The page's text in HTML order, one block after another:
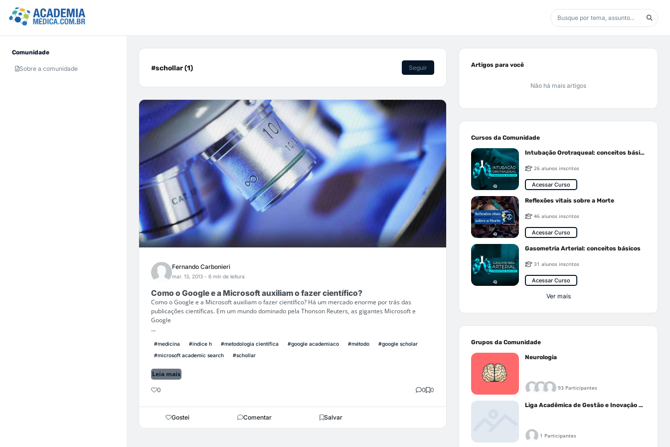
Comunidade
Sobre a comunidade #schollar (1) Seguir
Fernando Carbonieri
mar. 13, 2013 - 6 min de leitura
Como o Google e a Microsoft auxiliam o fazer científico?
Como o Google e a Microsoft auxiliam o fazer científico? Há um mercado enorme por trás das
publicações científicas. Em um mundo dominado pela Thonson Reuters, as gigantes Microsoft e
Google
...
#medicina #índice h #metodologia científica #google academiaco #método
#google scholar
#microsoft academic search
#schollar
Leia mais
0 0 0
Gostei Comentar Salvar
Artigos para você
Não há mais artigos
Cursos da Comunidade
Intubação Orotraqueal: conceitos básicos
26 alunos inscritos
Acessar Curso
Reflexões vitais sobre a Morte
46 alunos inscritos
Acessar Curso
Gasometria Arterial: conceitos básicos
31 alunos inscritos
Acessar Curso
Ver mais
Grupos da Comunidade
Neurologia
93 Participantes
Liga Acadêmica de Gestão e Inovação Médica - LAGIM
1 Participantes